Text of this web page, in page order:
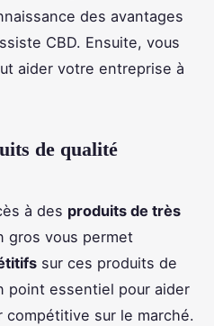
des avantages
CBD. Ensuite, vous
aider votre entreprise à
de qualité
à des produits de très
gros vous permet
sur ces produits de
point essentiel pour aider
sur le marché.